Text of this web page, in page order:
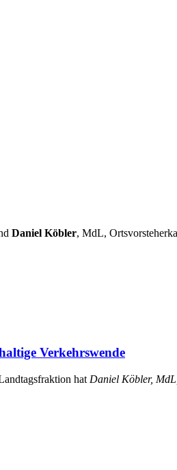
Daniel Köbler, MdL,
Verkehrswende
hat Daniel Köbler,